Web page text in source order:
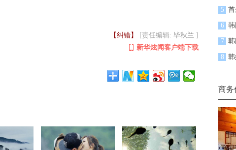
5
6
7
8
商务
【纠错】
[责任编辑: 毕秋兰 ]
新华炫闻客户端下载